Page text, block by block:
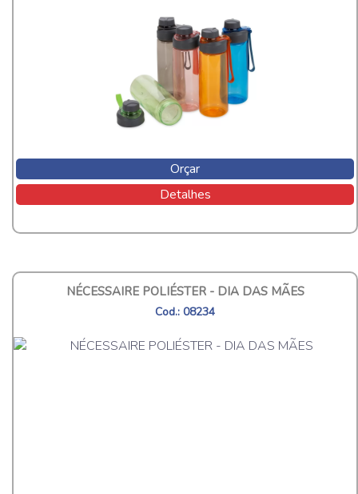
Orçar
Detalhes
NÉCESSAIRE POLIÉSTER - DIA DAS MÃES
Cod.: 08234